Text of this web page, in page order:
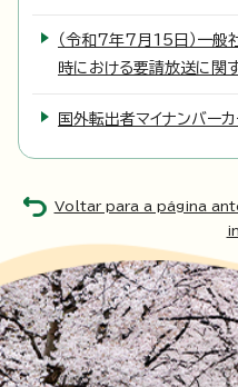
（令和7年7月15日）一般
時における要請放送に関す
国外転出者マイナンバーカ
Voltar para a página